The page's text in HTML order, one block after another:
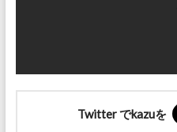
Twitter でkazuを